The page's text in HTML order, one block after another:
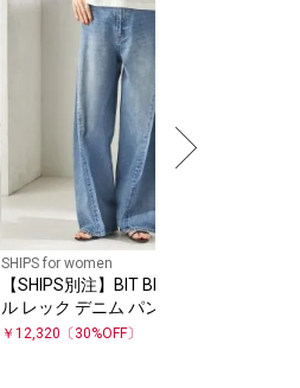
SHIPS for women
【SHIPS別注】BIT BLUE:バレ
ル レック デニム パンツ
￥ 12,320 〔 30%OFF〕